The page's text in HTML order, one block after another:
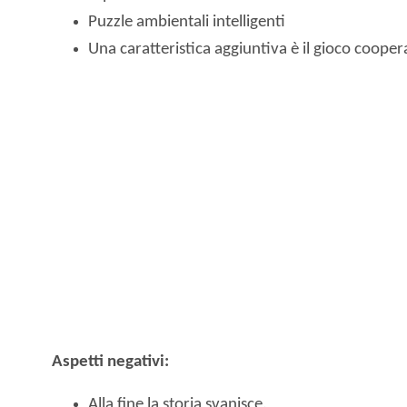
Puzzle ambientali intelligenti
Una caratteristica aggiuntiva è il gioco
Aspetti negativi: